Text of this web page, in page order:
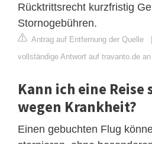
Rücktrittsrecht kurzfristig
Stornogebühren.
Antrag auf Entfernung der Quelle
vollständige Antwort auf travanto.de an
Kann ich eine
wegen Krankheit?
Einen gebuchten Flug